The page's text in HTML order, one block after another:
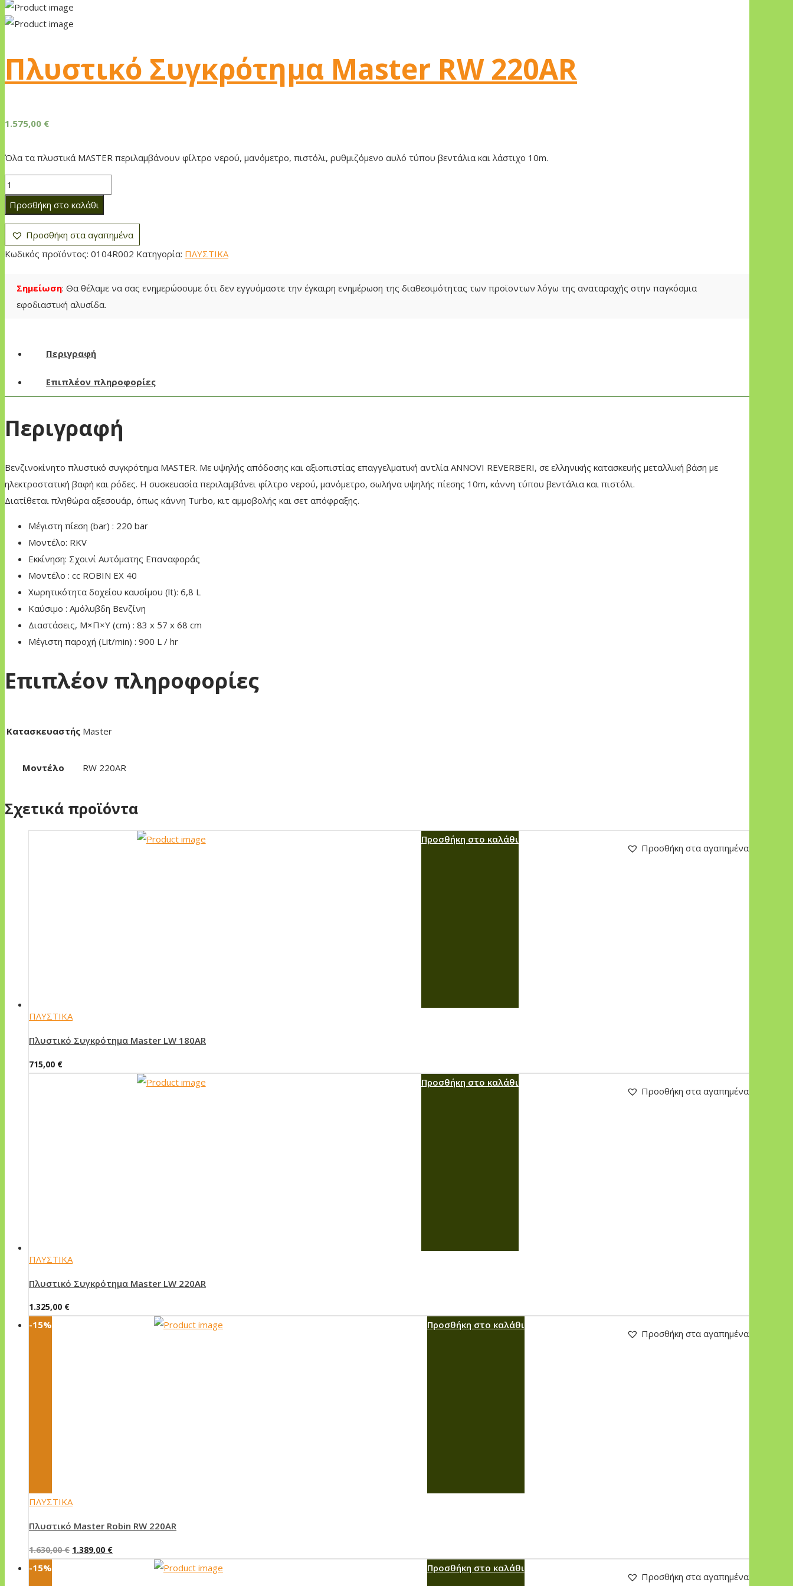
Πλυστικό Συγκρότημα Master RW 220AR
1.575,00 €
Όλα τα πλυστικά MASTER περιλαμβάνουν φίλτρο νερού, μανόμετρο, πιστόλι, ρυθμιζόμενο αυλό τύπου βεντάλια και λάστιχο 10m.
Σημείωση: Θα θέλαμε να σας ενημερώσουμε ότι δεν εγγυόμαστε την έγκαιρη ενημέρωση της διαθεσιμότητας των προϊοντων λόγω της αναταραχής στην παγκόσμια
εφοδιαστική αλυσίδα.
Πλυστικό
Συγκρότημα
Master
RW
220AR
Προσθήκη στο καλάθι
Προσθήκη στα αγαπημένα
Κωδικός προϊόντος: 0104R002 Κατηγορία: ΠΛΥΣΤΙΚΑ
Περιγραφή
Επιπλέον πληροφορίες
Περιγραφή
Βενζινοκίνητο πλυστικό συγκρότημα MASTER. Με υψηλής απόδοσης και αξιοπιστίας επαγγελματική αντλία ANNOVI REVERBERI, σε ελληνικής κατασκευής μεταλλική βάση με
ηλεκτροστατική βαφή και ρόδες. Η συσκευασία περιλαμβάνει φίλτρο νερού, μανόμετρο, σωλήνα υψηλής πίεσης 10m, κάννη τύπου βεντάλια και πιστόλι.
Διατίθεται πληθώρα αξεσουάρ, όπως κάννη Turbo, κιτ αμμοβολής και σετ απόφραξης.
Μέγιστη πίεση (bar) : 220 bar
Μοντέλο: RKV
Εκκίνηση: Σχοινί Αυτόματης Επαναφοράς
Μοντέλο : cc ROBIN EX 40
Χωρητικότητα δοχείου καυσίμου (lt): 6,8 L
Καύσιμο : Αμόλυβδη Βενζίνη
Διαστάσεις, Μ×Π×Υ (cm) : 83 x 57 x 68 cm
Μέγιστη παροχή (Lit/min) : 900 L / hr
Επιπλέον πληροφορίες
Κατασκευαστής Master
Μοντέλο RW 220AR
Σχετικά προϊόντα
Προσθήκη στο καλάθι
Προσθήκη στα αγαπημένα
ΠΛΥΣΤΙΚΑ
Πλυστικό Συγκρότημα Master LW 180AR
715,00 €
Προσθήκη στο καλάθι
Προσθήκη στα αγαπημένα
ΠΛΥΣΤΙΚΑ
Πλυστικό Συγκρότημα Master LW 220AR
1.325,00 €
-15% Προσθήκη στο καλάθι
Προσθήκη στα αγαπημένα
ΠΛΥΣΤΙΚΑ
Πλυστικό Master Robin RW 220AR
1.630,00€ Original
1.389,00 €Η
-15% Προσθήκη στο καλάθι
Προσθήκη στα αγαπημένα